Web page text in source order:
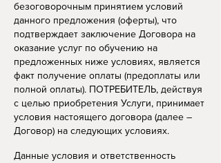
безоговорочным принятием условий
данного предложения (оферты), что
подтверждает заключение Договора на
оказание услуг по обучению на
предложенных ниже условиях, является
факт получение оплаты (предоплаты или
полной оплаты). ПОТРЕБИТЕЛЬ, действуя
с целью приобретения Услуги, принимает
условия настоящего договора (далее –
Договор) на следующих условиях.
Данные условия и ответственность